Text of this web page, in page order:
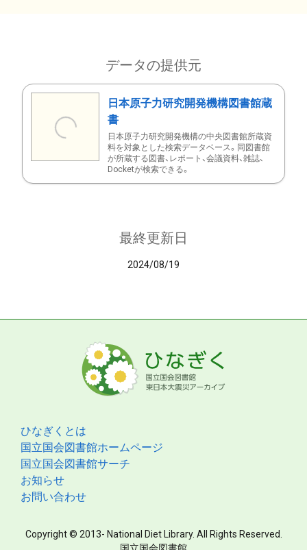
データの提供元
日本原子力研究開発機構図書館蔵
書
日本原子力研究開発機構の中央図書館所蔵資
料を対象とした検索データベース。同図書館
が所蔵する図書、レポート、会議資料、雑誌、
Docketが検索できる。
最終更新日
2024/08/19
ひなぎくとは
国立国会図書館ホームページ
国立国会図書館サーチ
お知らせ
お問い合わせ
Copyright © 2013- National Diet Library. All Rights Reserved.